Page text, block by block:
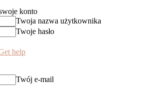
konto
Twoja nazwa użytkownika
Twoje hasło
help
Twój e-mail